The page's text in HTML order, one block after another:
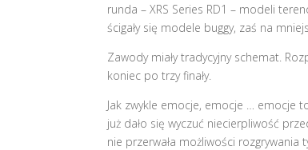
runda – XRS Series RD1 – modeli
ścigały się modele buggy, zaś na
Zawody miały tradycyjny schemat.
koniec po trzy finały.
Jak zwykle emocje, emocje … emocje
już dało się wyczuć niecierpliwość
nie przerwała możliwości rozgrywania